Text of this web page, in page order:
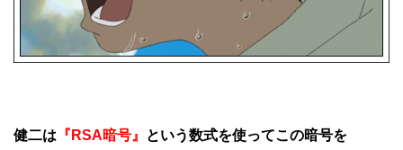
健二は 『RSA暗号』
という数式を使ってこの暗号を